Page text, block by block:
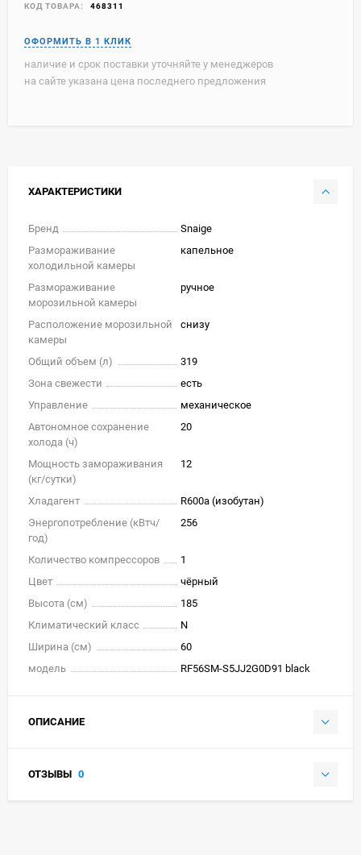
КОД ТОВАРА: 468311
наличие и срок поставки уточняйте у менеджеров
на сайте указана цена последнего предложения
ХАРАКТЕРИСТИКИ
Бренд
Snaige
Размораживание
холодильной камеры
капельное
Размораживание
морозильной камеры
ручное
Расположение морозильной
камеры
снизу
Общий объем (л)
319
Зона свежести
есть
Управление
механическое
Автономное сохранение
холода (ч)
20
Мощность замораживания
(кг/cутки)
12
Хладагент
R600a (изобутан)
Энергопотребление (кВтч/
год)
256
Количество компрессоров
1
Цвет
чёрный
Высота (см)
185
Климатический класс
N
Ширина (см)
60
модель
RF56SM-S5JJ2G0D91 black
ОПИСАНИЕ
ОТЗЫВЫ 0